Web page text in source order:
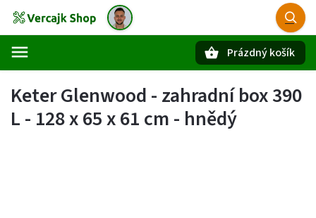
Prázdný košík
Keter Glenwood - zahradní box 390
L - 128 x 65 x 61 cm - hnědý